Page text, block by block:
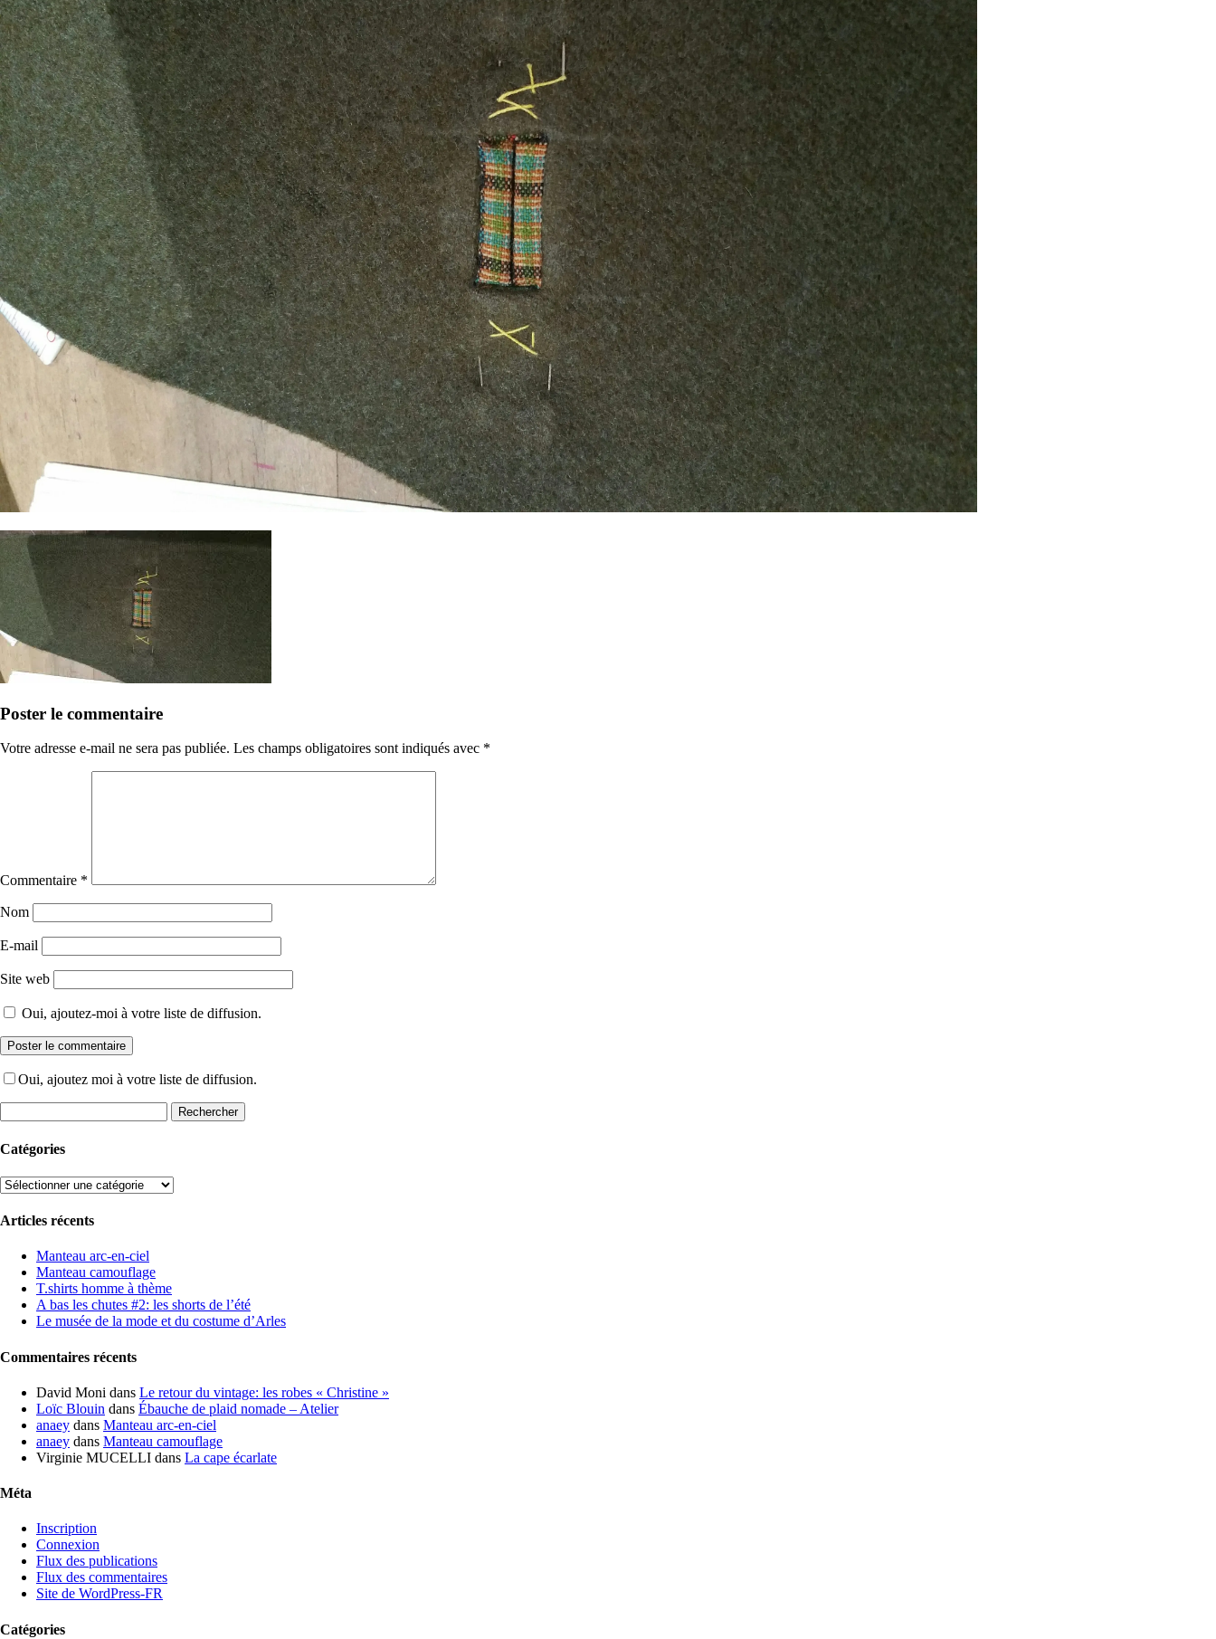
Poster le commentaire
Votre adresse e-mail ne sera pas publiée. Les champs obligatoires sont indiqués avec *
Commentaire *
Nom
E-mail
Site web
Oui, ajoutez-moi à votre liste de diffusion.
Oui, ajoutez moi à votre liste de diffusion.
Catégories
Catégories
Articles récents
Manteau arc-en-ciel
Manteau camouflage
T.shirts homme à thème
A bas les chutes #2: les shorts de l’été
Le musée de la mode et du costume d’Arles
Commentaires récents
David Moni dans Le retour du vintage: les robes « Christine »
Loïc Blouin dans Ébauche de plaid nomade – Atelier
anaey dans Manteau arc-en-ciel
anaey dans Manteau camouflage
Virginie MUCELLI dans La cape écarlate
Méta
Inscription
Connexion
Flux des publications
Flux des commentaires
Site de WordPress-FR
Catégories